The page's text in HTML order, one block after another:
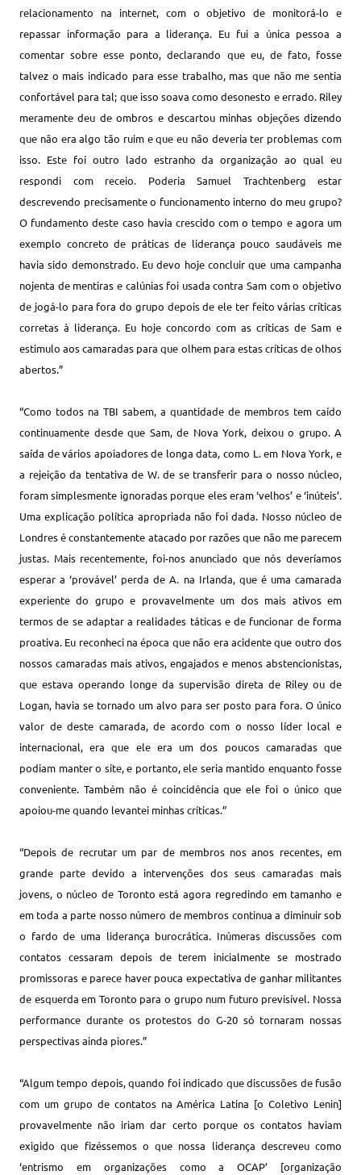
relacionamento na internet, com o objetivo de monitorá-lo e
repassar informação para a liderança. Eu fui a única pessoa a
comentar sobre esse ponto, declarando que eu, de fato, fosse
talvez o mais indicado para esse trabalho, mas que não me sentia
confortável para tal; que isso soava como desonesto e errado. Riley
meramente deu de ombros e descartou minhas objeções dizendo
que não era algo tão ruim e que eu não deveria ter problemas com
isso. Este foi outro lado estranho da organização ao qual eu
respondi com receio. Poderia Samuel Trachtenberg estar
descrevendo precisamente o funcionamento interno do meu grupo?
O fundamento deste caso havia crescido com o tempo e agora um
exemplo concreto de práticas de liderança pouco saudáveis me
havia sido demonstrado. Eu devo hoje concluir que uma campanha
nojenta de mentiras e calúnias foi usada contra Sam com o objetivo
de jogá-lo para fora do grupo depois de ele ter feito várias críticas
corretas à liderança. Eu hoje concordo com as críticas de Sam e
estimulo aos camaradas para que olhem para estas críticas de olhos
abertos.”
“Como todos na TBI sabem, a quantidade de membros tem caído
continuamente desde que Sam, de Nova York, deixou o grupo. A
saída de vários apoiadores de longa data, como L. em Nova York, e
a rejeição da tentativa de W. de se transferir para o nosso núcleo,
foram simplesmente ignoradas porque eles eram ‘velhos’ e ‘inúteis’.
Uma explicação política apropriada não foi dada. Nosso núcleo de
Londres é constantemente atacado por razões que não me parecem
justas. Mais recentemente, foi-nos anunciado que nós deveríamos
esperar a ‘provável’ perda de A. na Irlanda, que é uma camarada
experiente do grupo e provavelmente um dos mais ativos em
termos de se adaptar a realidades táticas e de funcionar de forma
proativa. Eu reconheci na época que não era acidente que outro dos
nossos camaradas mais ativos, engajados e menos abstencionistas,
que estava operando longe da supervisão direta de Riley ou de
Logan, havia se tornado um alvo para ser posto para fora. O único
valor de deste camarada, de acordo com o nosso líder local e
internacional, era que ele era um dos poucos camaradas que
podiam manter o site, e portanto, ele seria mantido enquanto fosse
conveniente. Também não é coincidência que ele foi o único que
apoiou-me quando levantei minhas críticas.”
“Depois de recrutar um par de membros nos anos recentes, em
grande parte devido a intervenções dos seus camaradas mais
jovens, o núcleo de Toronto está agora regredindo em tamanho e
em toda a parte nosso número de membros continua a diminuir sob
o fardo de uma liderança burocrática. Inúmeras discussões com
contatos cessaram depois de terem inicialmente se mostrado
promissoras e parece haver pouca expectativa de ganhar militantes
de esquerda em Toronto para o grupo num futuro previsível. Nossa
performance durante os protestos do G-20 só tornaram nossas
perspectivas ainda piores.”
“Algum tempo depois, quando foi indicado que discussões de fusão
com um grupo de contatos na América Latina [o Coletivo Lenin]
provavelmente não iriam dar certo porque os contatos haviam
exigido que fizéssemos o que nossa liderança descreveu como
‘entrismo em organizações como a OCAP’ [organização